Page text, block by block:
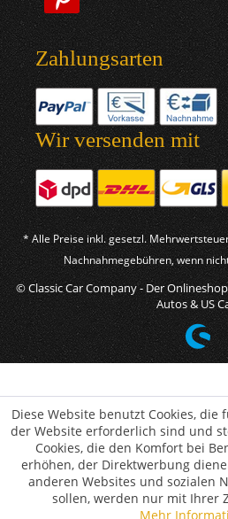
Zahlungsarten
Wir versenden mit
* Alle Preise inkl. gesetzl.
Nachnahmegebühren, wenn
© Classic Car Company - Der
Autos & US
Diese Website benutzt Cookies,
der Website erforderlich sind und
Cookies, die den Komfort bei
erhöhen, der Direktwerbung
anderen Websites und sozialen
sollen, werden nur mit Ihrer
Mehr